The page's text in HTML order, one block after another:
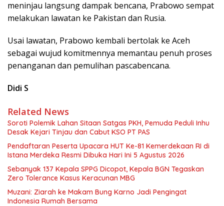
meninjau langsung dampak bencana, Prabowo sempat
melakukan lawatan ke Pakistan dan Rusia.
Usai lawatan, Prabowo kembali bertolak ke Aceh
sebagai wujud komitmennya memantau penuh proses
penanganan dan pemulihan pascabencana.
Didi S
Related News
Soroti Polemik Lahan Sitaan Satgas PKH, Pemuda Peduli Inhu
Desak Kejari Tinjau dan Cabut KSO PT PAS
Pendaftaran Peserta Upacara HUT Ke-81 Kemerdekaan RI di
Istana Merdeka Resmi Dibuka Hari Ini 5 Agustus 2026
Sebanyak 137 Kepala SPPG Dicopot, Kepala BGN Tegaskan
Zero Tolerance Kasus Keracunan MBG
Muzani: Ziarah ke Makam Bung Karno Jadi Pengingat
Indonesia Rumah Bersama